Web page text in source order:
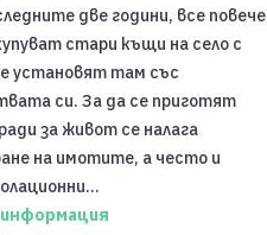
две години, все повече
стари къщи на село с
установят там със
си. За да се приготят
за живот се налага
на имотите, а често и